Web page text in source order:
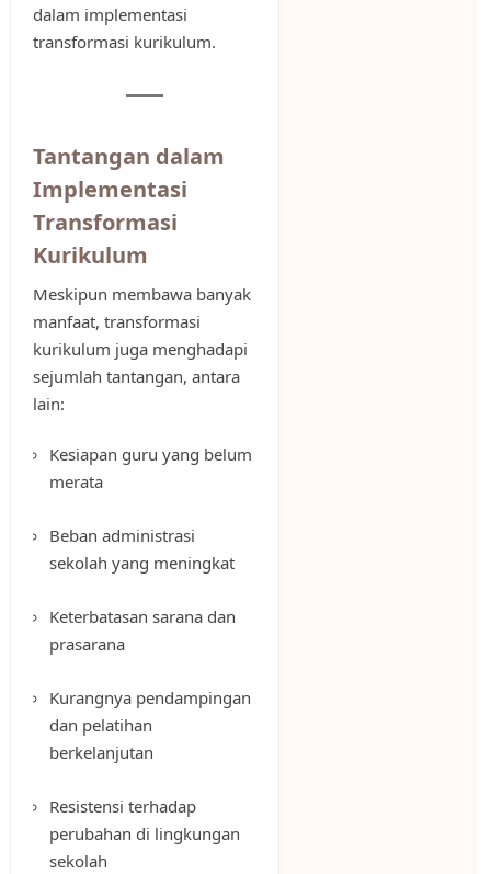
dalam implementasi
transformasi kurikulum.
Tantangan dalam
Implementasi
Transformasi
Kurikulum
Meskipun membawa banyak
manfaat, transformasi
kurikulum juga menghadapi
sejumlah tantangan, antara
lain:
Kesiapan guru yang belum
merata
Beban administrasi
sekolah yang meningkat
Keterbatasan sarana dan
prasarana
Kurangnya pendampingan
dan pelatihan
berkelanjutan
Resistensi terhadap
perubahan di lingkungan
sekolah